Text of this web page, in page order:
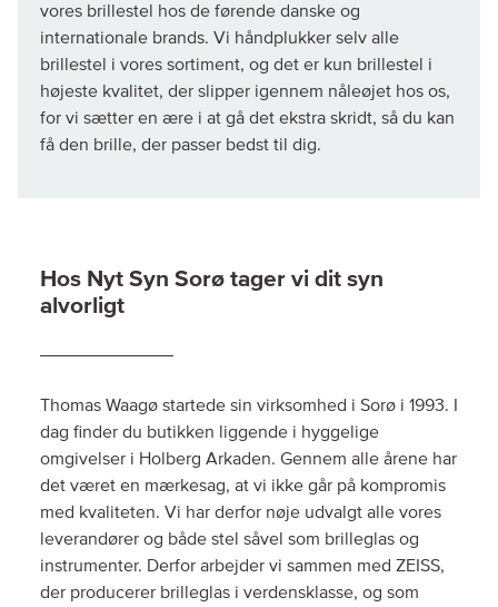
vores brillestel hos de førende danske og
internationale brands. Vi håndplukker selv alle
brillestel i vores sortiment, og det er kun brillestel i
højeste kvalitet, der slipper igennem nåleøjet hos os,
for vi sætter en ære i at gå det ekstra skridt, så du kan
få den brille, der passer bedst til dig.
Hos Nyt Syn Sorø tager vi dit syn
alvorligt
Thomas Waagø startede sin virksomhed i Sorø i 1993. I
dag finder du butikken liggende i hyggelige
omgivelser i Holberg Arkaden. Gennem alle årene har
det været en mærkesag, at vi ikke går på kompromis
med kvaliteten. Vi har derfor nøje udvalgt alle vores
leverandører og både stel såvel som brilleglas og
instrumenter. Derfor arbejder vi sammen med ZEISS,
der producerer brilleglas i verdensklasse, og som